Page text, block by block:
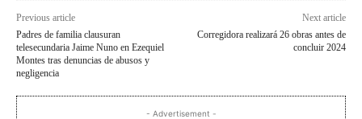
Previous article
Padres de familia clausuran
telesecundaria Jaime Nuno en Ezequiel
Montes tras denuncias de abusos y
negligencia
Next article
Corregidora realizará 26 obras antes de
concluir 2024
- Advertisement -